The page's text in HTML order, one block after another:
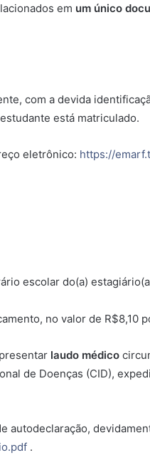
em um único
com a devida
está matriculado.
eletrônico: https://
escolar do(a)
no valor de R$8,10
laudo médico
de Doenças (CID),
.